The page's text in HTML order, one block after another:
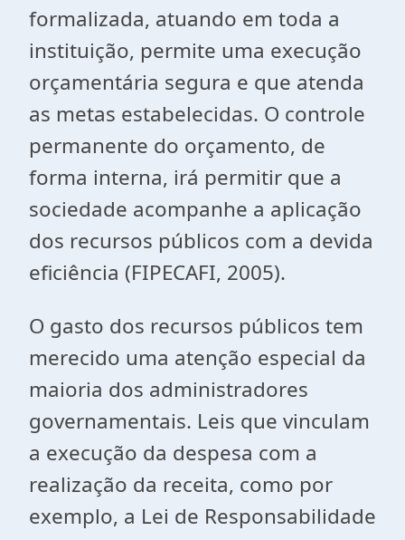
formalizada, atuando em toda a
instituição, permite uma execução
orçamentária segura e que atenda
as metas estabelecidas. O controle
permanente do orçamento, de
forma interna, irá permitir que a
sociedade acompanhe a aplicação
dos recursos públicos com a devida
eficiência (FIPECAFI, 2005).
O gasto dos recursos públicos tem
merecido uma atenção especial da
maioria dos administradores
governamentais. Leis que vinculam
a execução da despesa com a
realização da receita, como por
exemplo, a Lei de Responsabilidade